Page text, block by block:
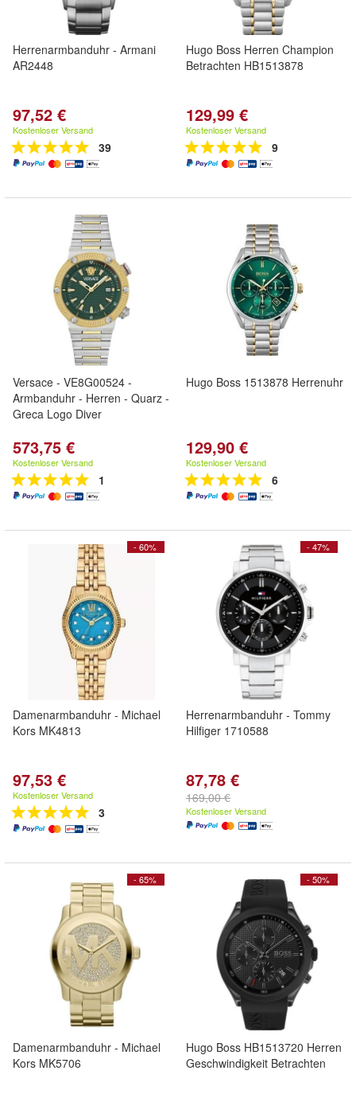
Herrenarmbanduhr - Armani
AR2448
97,52 €
Kostenloser Versand
39
Hugo Boss Herren Champion
Betrachten HB1513878
129,99 €
Kostenloser Versand
9
Versace - VE8G00524 -
Armbanduhr - Herren - Quarz -
Greca Logo Diver
573,75 €
Kostenloser Versand
1
Hugo Boss 1513878 Herrenuhr
129,90 €
Kostenloser Versand
6
- 60%
Damenarmbanduhr - Michael
Kors MK4813
97,53 €
Kostenloser Versand
3
- 47%
Herrenarmbanduhr - Tommy
Hilfiger 1710588
87,78 €
169,00 €
Kostenloser Versand
- 65%
Damenarmbanduhr - Michael
Kors MK5706
- 50%
Hugo Boss HB1513720 Herren
Geschwindigkeit Betrachten